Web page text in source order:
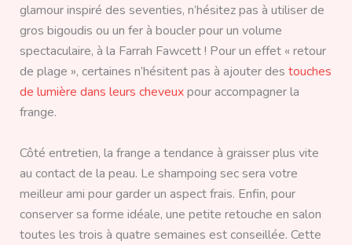
glamour inspiré des seventies, n’hésitez pas à utiliser de
gros bigoudis ou un fer à boucler pour un volume
spectaculaire, à la Farrah Fawcett ! Pour un effet « retour
de plage », certaines n’hésitent pas à ajouter des touches
de lumière dans leurs cheveuxpour accompagner la
frange.
Côté entretien, la frange a tendance à graisser plus vite
au contact de la peau. Le shampoing sec sera votre
meilleur ami pour garder un aspect frais. Enfin, pour
conserver sa forme idéale, une petite retouche en salon
toutes les trois à quatre semaines est conseillée. Cette